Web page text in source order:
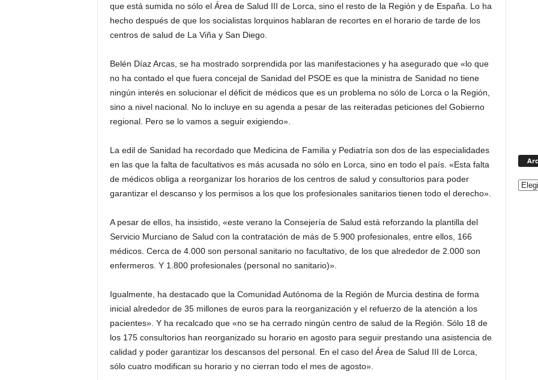
que está sumida no sólo el Área de Salud III de Lorca, sino el resto de la Región y de España. Lo ha
hecho después de que los socialistas lorquinos hablaran de recortes en el horario de tarde de los
centros de salud de La Viña y San Diego.
Belén Díaz Arcas, se ha mostrado sorprendida por las manifestaciones y ha asegurado que «lo que
no ha contado el que fuera concejal de Sanidad del PSOE es que la ministra de Sanidad no tiene
ningún interés en solucionar el déficit de médicos que es un problema no sólo de Lorca o la Región,
sino a nivel nacional. No lo incluye en su agenda a pesar de las reiteradas peticiones del Gobierno
regional. Pero se lo vamos a seguir exigiendo».
La edil de Sanidad ha recordado que Medicina de Familia y Pediatría son dos de las especialidades
en las que la falta de facultativos es más acusada no sólo en Lorca, sino en todo el país. «Esta falta
de médicos obliga a reorganizar los horarios de los centros de salud y consultorios para poder
garantizar el descanso y los permisos a los que los profesionales sanitarios tienen todo el derecho».
A pesar de ellos, ha insistido, «este verano la Consejería de Salud está reforzando la plantilla del
Servicio Murciano de Salud con la contratación de más de 5.900 profesionales, entre ellos, 166
médicos. Cerca de 4.000 son personal sanitario no facultativo, de los que alrededor de 2.000 son
enfermeros. Y 1.800 profesionales (personal no sanitario)».
Igualmente, ha destacado que la Comunidad Autónoma de la Región de Murcia destina de forma
inicial alrededor de 35 millones de euros para la reorganización y el refuerzo de la atención a los
pacientes». Y ha recalcado que «no se ha cerrado ningún centro de salud de la Región. Sólo 18 de
los 175 consultorios han reorganizado su horario en agosto para seguir prestando una asistencia de
calidad y poder garantizar los descansos del personal. En el caso del Área de Salud III de Lorca,
sólo cuatro modifican su horario y no cierran todo el mes de agosto».